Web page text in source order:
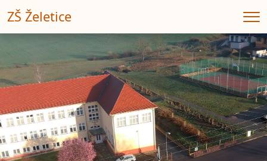
ZŠ Želetice